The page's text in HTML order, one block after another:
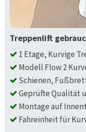
Treppenlift
1 Etage, Kurvige
Modell Flow 2
Schienen,
Geprüfte Qualität
Montage auf
Fahreinheit für